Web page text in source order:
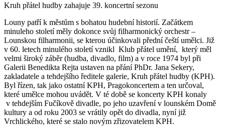
Kruh přátel hudby zahajuje 39. koncertní sezonu
Louny patří k městům s bohatou hudební historií. Začátkem
minuleho století měly dokonce svůj filharmonický orchestr –
Lounskou filharmonii, se kterou účinkovali přední čeští umělci. Již
v 60. letech minulého století vznikl Klub přátel umění, který měl
velmi široký záběr (hudba, divadlo, film) a v roce 1974 byl při
Galerii Benedikta Rejta ustaven na přání PhDr. Jana Sekery,
zakladatele a tehdejšího ředitele galerie, Kruh přátel hudby (KPH).
Byl řízen, tak jako ostatní KPH, Pragokoncertem a ten určoval,
které umělce mohou uvádět. V té době se koncerty KPH konaly
v tehdejším Fučíkově divadle, po jeho uzavření v lounském Domě
kultury a od roku 2003 se vrátily opět do divadla, nyní již
Vrchlického, které se stalo novým zřizovatelem KPH.